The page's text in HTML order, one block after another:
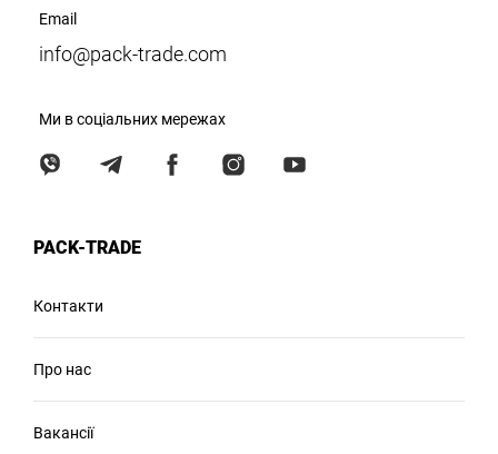
Email
info@pack-trade.com
Ми в соціальних мережах
PACK-TRADE
Контакти
Про нас
Вакансії